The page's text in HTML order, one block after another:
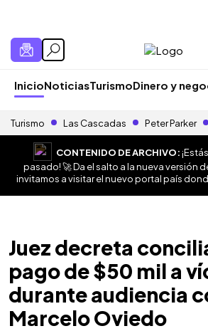
InicioNoticiasTurismoDinero y
Turismo Las Cascadas Peter Parker
CONTENIDO DE ARCHIVO:
pasado! 🚀 Da el salto a la nueva versión
invitamos a visitar el nuevo portal país
Juez decreta
pago de $50 mil a
durante audiencia
Marcelo Oviedo